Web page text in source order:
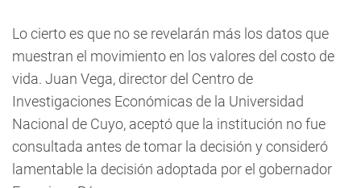
Lo cierto es que no se revelarán más los datos que
muestran el movimiento en los valores del costo de
vida. Juan Vega, director del Centro de
Investigaciones Económicas de la Universidad
Nacional de Cuyo, aceptó que la institución no fue
consultada antes de tomar la decisión y consideró
lamentable la decisión adoptada por el gobernador